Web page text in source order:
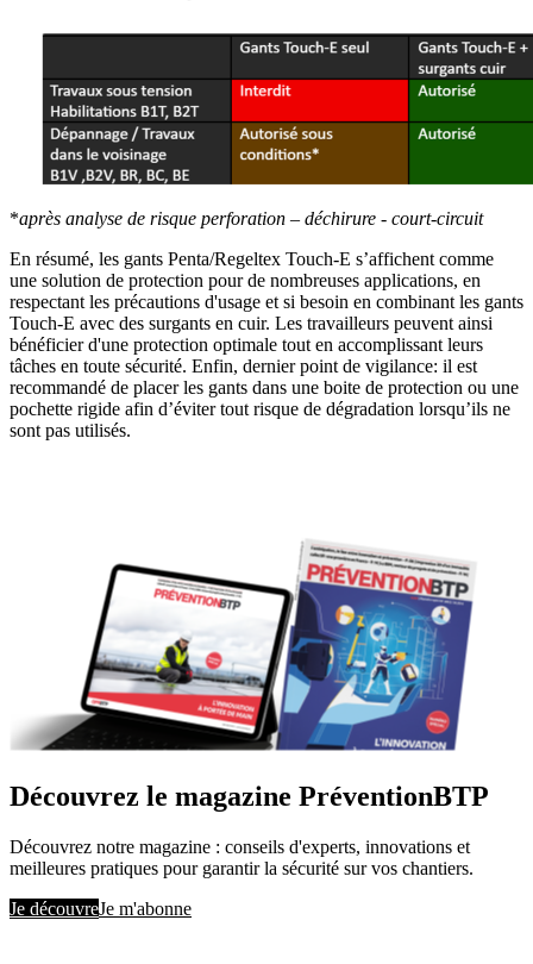
*après analyse de risque perforation – déchirure - court-circuit
En résumé, les gants Penta/Regeltex Touch-E s’affichent comme
une solution de protection pour de nombreuses applications, en
respectant les précautions d'usage et si besoin en combinant les gants
Touch-E avec des surgants en cuir. Les travailleurs peuvent ainsi
bénéficier d'une protection optimale tout en accomplissant leurs
tâches en toute sécurité. Enfin, dernier point de vigilance: il est
recommandé de placer les gants dans une boite de protection ou une
pochette rigide afin d’éviter tout risque de dégradation lorsqu’ils ne
sont pas utilisés.
Découvrez le magazine PréventionBTP
Découvrez notre magazine : conseils d'experts, innovations et
meilleures pratiques pour garantir la sécurité sur vos chantiers.
Je découvreJe m'abonne